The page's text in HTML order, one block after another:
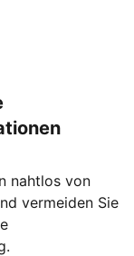
nahtlos von
vermeiden Sie